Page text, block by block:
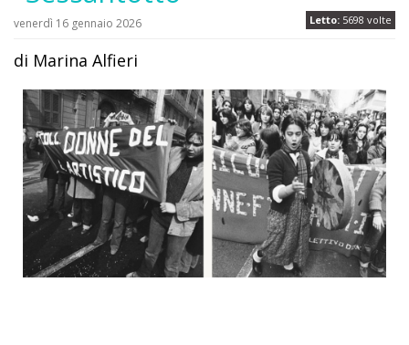
Letto: 5698 volte
venerdì 16 gennaio 2026
di Marina Alfieri